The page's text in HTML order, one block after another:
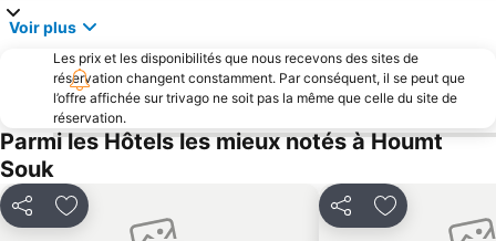
Voir plus
Les prix et les disponibilités que nous recevons des sites de
réservation changent constamment. Par conséquent, il se peut que
l’offre affichée sur trivago ne soit pas la même que celle du site de
réservation.
Parmi les Hôtels les mieux notés à Houmt
Souk
PartagerAjouter à mes favoris PartagerAjouter à